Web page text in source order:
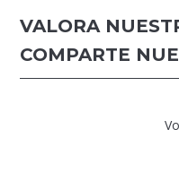
VALORA
COMPARTE